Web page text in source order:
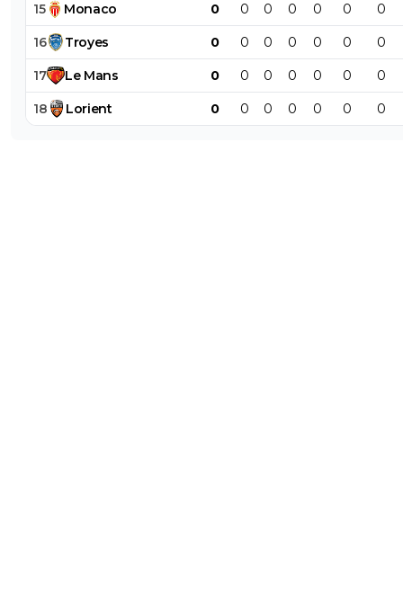
15 Monaco 0 0 0 0 0 0 0
16 Troyes 0 0 0 0 0 0 0
17 Le Mans 0 0 0 0 0 0 0
18 Lorient 0 0 0 0 0 0 0